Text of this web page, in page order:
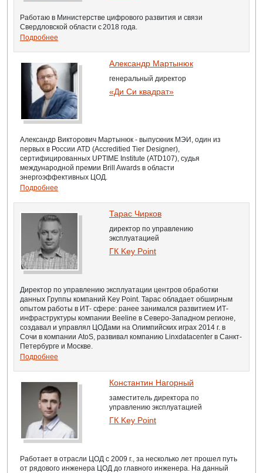
Работаю в Министерстве цифрового развития и связи
Свердловской области с 2018 года.
Подробнее
Александр Мартынюк
генеральный директор
«Ди Си квадрат»
Александр Викторович Мартынюк - выпускник МЭИ, один из
первых в России ATD (Accreditied Tier Designer),
сертифицированных UPTIME Institute (ATD107), судья
международной премии Brill Awards в области
энергоэффективных ЦОД.
Подробнее
Тарас Чирков
директор по управлению
эксплуатацией
ГК Key Point
Директор по управлению эксплуатации центров обработки
данных Группы компаний Key Point. Тарас обладает обширным
опытом работы в ИТ- сфере: ранее занимался развитием ИТ-
инфраструктуры компании Beeline в Северо-Западном регионе,
создавал и управлял ЦОДами на Олимпийских играх 2014 г. в
Сочи в компании AtoS, развивал компанию Linxdatacenter в Санкт-
Петербурге и Москве.
Подробнее
Константин Нагорный
заместитель директора по
управлению эксплуатацией
ГК Key Point
Работает в отрасли ЦОД с 2009 г., за несколько лет прошел путь
от рядового инженера ЦОД до главного инженера. На данный